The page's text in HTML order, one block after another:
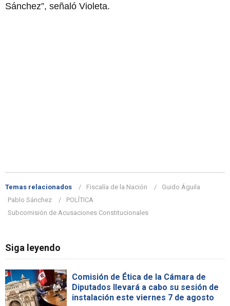
Sánchez”, señaló Violeta.
Temas relacionados Fiscalía de la Nación
Guido Águila
Pablo Sánchez
POLÍTICA
Subcomisión de Acusaciones Constitucionales
Siga leyendo
Comisión de Ética de la Cámara de
Diputados llevará a cabo su sesión de
instalación este viernes 7 de agosto